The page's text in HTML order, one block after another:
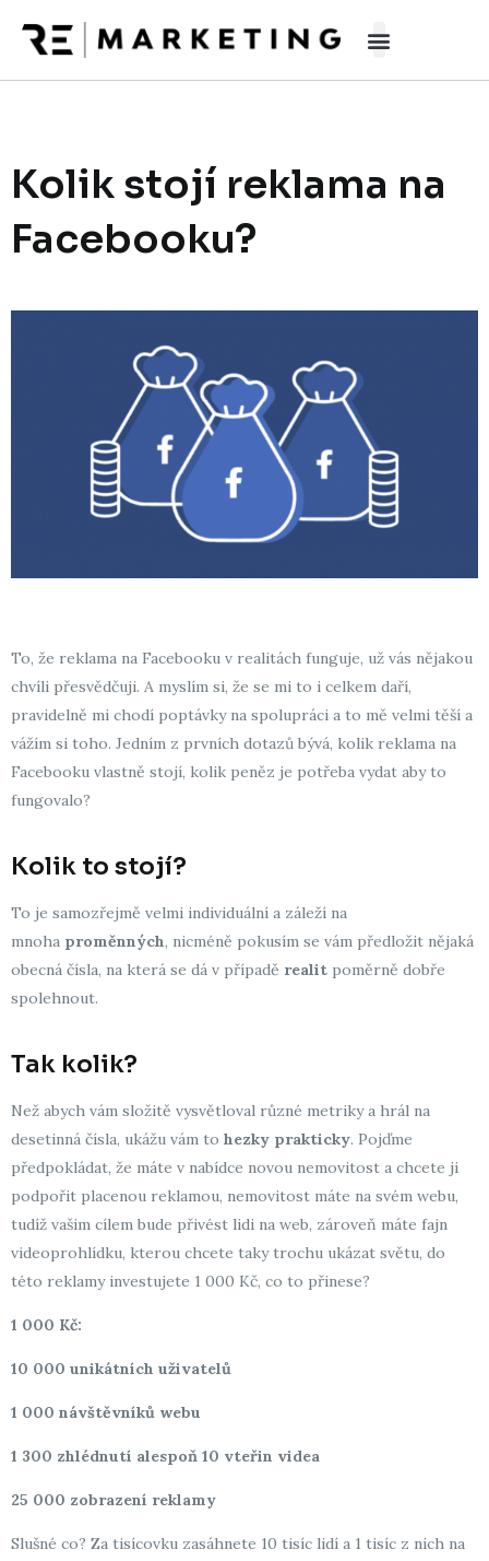
Kolik stojí reklama na
Facebooku?
To, že reklama na Facebooku v realitách funguje, už vás nějakou
chvíli přesvědčuji. A myslím si, že se mi to i celkem daří,
pravidelně mi chodí poptávky na spolupráci a to mě velmi těší a
vážím si toho. Jedním z prvních dotazů bývá, kolik reklama na
Facebooku vlastně stojí, kolik peněz je potřeba vydat aby to
fungovalo?
Kolik to stojí?
To je samozřejmě velmi individuální a záleží na
mnoha proměnných, nicméně pokusím se vám předložit nějaká
obecná čísla, na která se dá v případě realit poměrně dobře
spolehnout.
Tak kolik?
Než abych vám složitě vysvětloval různé metriky a hrál na
desetinná čísla, ukážu vám to hezky prakticky. Pojďme
předpokládat, že máte v nabídce novou nemovitost a chcete ji
podpořit placenou reklamou, nemovitost máte na svém webu,
tudíž vašim cílem bude přivést lidi na web, zároveň máte fajn
videoprohlídku, kterou chcete taky trochu ukázat světu, do
této reklamy investujete 1 000 Kč, co to přinese?
1 000 Kč:
10 000 unikátních uživatelů
1 000 návštěvníků webu
1 300 zhlédnutí alespoň 10 vteřin videa
25 000 zobrazení reklamy
Slušné co? Za tisícovku zasáhnete 10 tisíc lidí a 1 tisíc z nich na